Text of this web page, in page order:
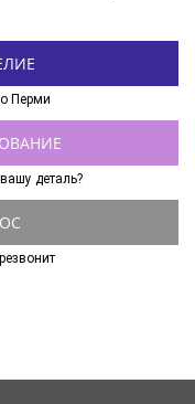
Перми
деталь?